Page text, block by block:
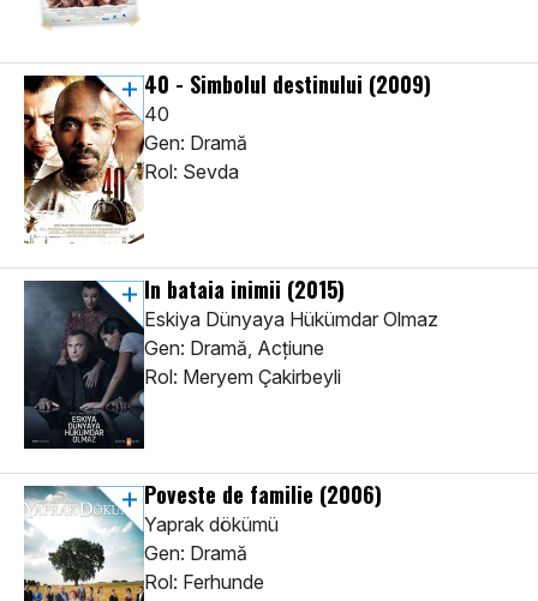
40 - Simbolul destinului (2009)
40
Gen: Dramă
Rol: Sevda
In bataia inimii (2015)
Eskiya Dünyaya Hükümdar Olmaz
Gen: Dramă, Acţiune
Rol: Meryem Çakirbeyli
Poveste de familie (2006)
Yaprak dökümü
Gen: Dramă
Rol: Ferhunde